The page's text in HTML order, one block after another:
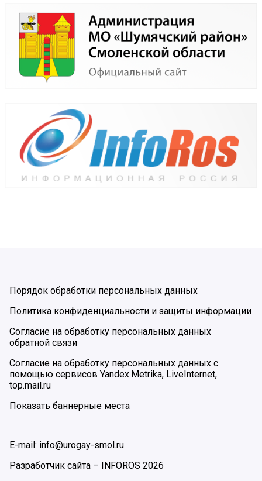
Порядок обработки персональных данных
Политика конфиденциальности и защиты информации
Согласие на обработку персональных данных
обратной связи
Согласие на обработку персональных данных с
помощью сервисов Yandex.Metrika, LiveInternet,
top.mail.ru
Показать баннерные места
E-mail: info@urogay-smol.ru
Разработчик сайта –
INFOROS 2026